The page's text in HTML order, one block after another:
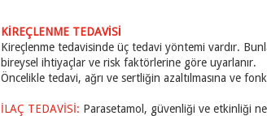
KİREÇLENME TEDAVİSİ
Kireçlenme tedavisinde üç tedavi yöntemi vardır.
bireysel ihtiyaçlar ve risk faktörlerine göre uyarlanır.
Öncelikle tedavi, ağrı ve sertliğin azaltılmasına ve
İLAÇ TEDAVİSİ: Parasetamol, güvenliği ve etkinliği